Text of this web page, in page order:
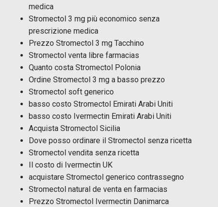
medica
Stromectol 3 mg più economico senza
prescrizione medica
Prezzo Stromectol 3 mg Tacchino
Stromectol venta libre farmacias
Quanto costa Stromectol Polonia
Ordine Stromectol 3 mg a basso prezzo
Stromectol soft generico
basso costo Stromectol Emirati Arabi Uniti
basso costo Ivermectin Emirati Arabi Uniti
Acquista Stromectol Sicilia
Dove posso ordinare il Stromectol senza ricetta
Stromectol vendita senza ricetta
Il costo di Ivermectin UK
acquistare Stromectol generico contrassegno
Stromectol natural de venta en farmacias
Prezzo Stromectol Ivermectin Danimarca